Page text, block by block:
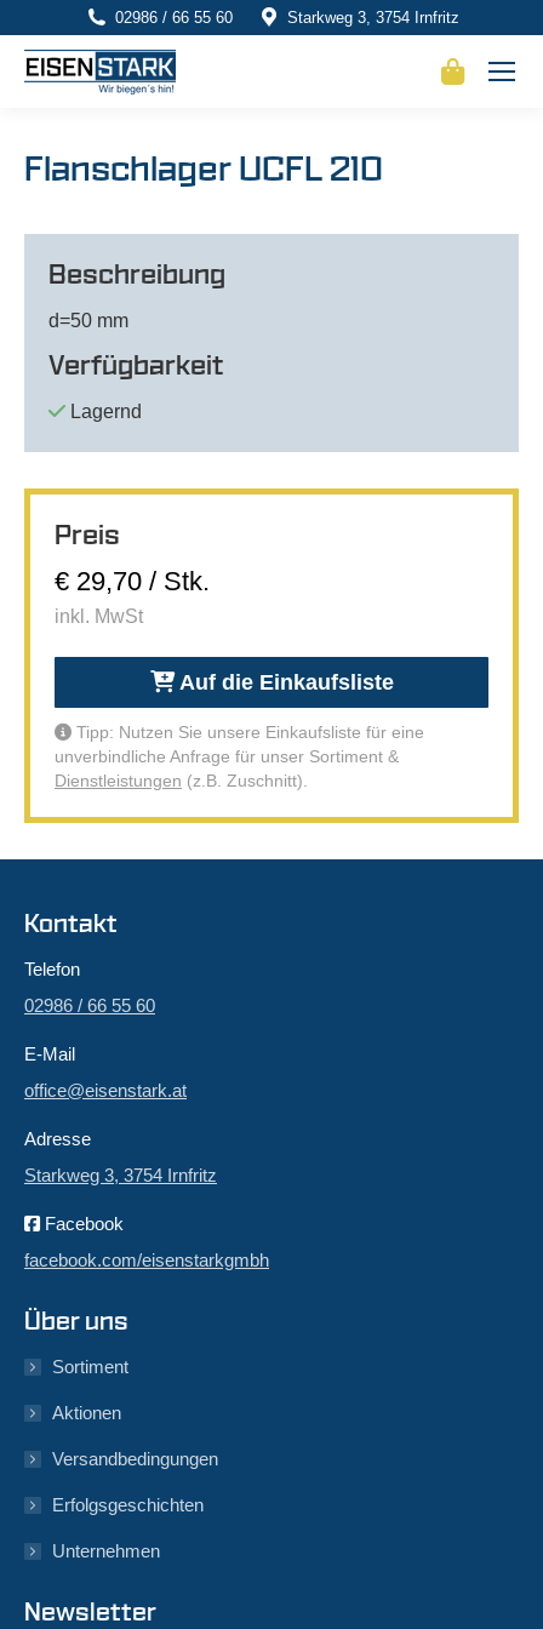
02986 / 66 55 60 Starkweg 3, 3754 Irnfritz
Flanschlager UCFL 210
Beschreibung
d=50 mm
Verfügbarkeit
Lagernd
Preis
€ 29,70 / Stk.
inkl. MwSt
Auf die Einkaufsliste
Tipp: Nutzen Sie unsere Einkaufsliste für eine
unverbindliche Anfrage für unser Sortiment &
Dienstleistungen (z.B. Zuschnitt).
Kontakt
Telefon
02986 / 66 55 60
E-Mail
office@eisenstark.at
Adresse
Starkweg 3, 3754 Irnfritz
Facebook
facebook.com/eisenstarkgmbh
Über uns
Sortiment
Aktionen
Versandbedingungen
Erfolgsgeschichten
Unternehmen
Newsletter